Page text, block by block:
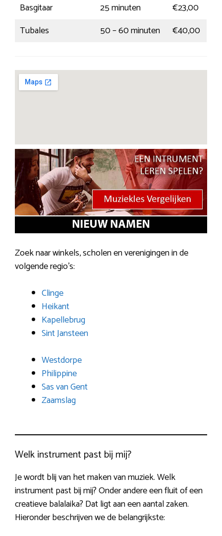
Basgitaar
25 minuten
€23,00
Tubales
50 – 60 minuten €40,00
Zoek naar winkels, scholen en verenigingen in de
volgende regio’s:
Clinge
Heikant
Kapellebrug
Sint Jansteen
Westdorpe
Philippine
Sas van Gent
Zaamslag
Welk instrument past bij mij?
Je wordt blij van het maken van muziek. Welk
instrument past bij mij? Onder andere een fluit of een
creatieve balalaika? Dat ligt aan een aantal zaken.
Hieronder beschrijven we de belangrijkste: